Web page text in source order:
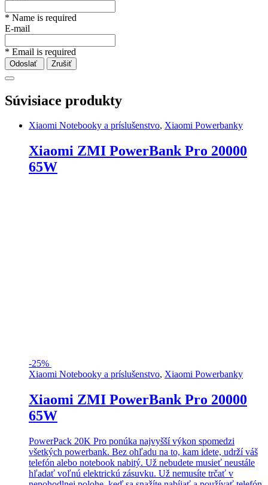
* Name is required
E-mail
* Email is required
Odoslať Zrušiť
Súvisiace produkty
Xiaomi Notebooky a príslušenstvo, Xiaomi Powerbanky
Xiaomi ZMI PowerBank Pro 20000
65W
-25%
Xiaomi Notebooky a príslušenstvo, Xiaomi Powerbanky
Xiaomi ZMI PowerBank Pro 20000
65W
PowerPack 20K Pro ponúka najvyšší výkon spomedzi
všetkých powerbank. Bez ohľadu na to, kam idete, udrží váš
telefón alebo notebook nabitý. Už nebudete musieť neustále
hľadať voľnú elektrickú zásuvku. Už nemusíte trčať v